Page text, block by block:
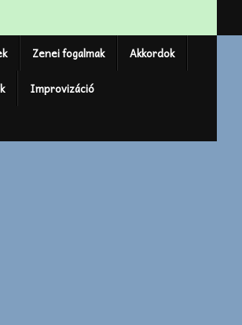
Zenei fogalmak Akkordok
Improvizáció